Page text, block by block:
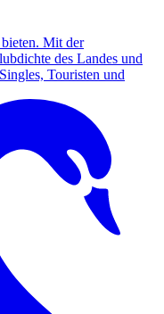
Mit der
des Landes und
Touristen und